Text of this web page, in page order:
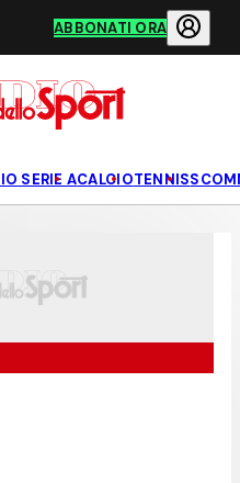
ABBONATI ORA
SERIE ACALCIOTENNIS